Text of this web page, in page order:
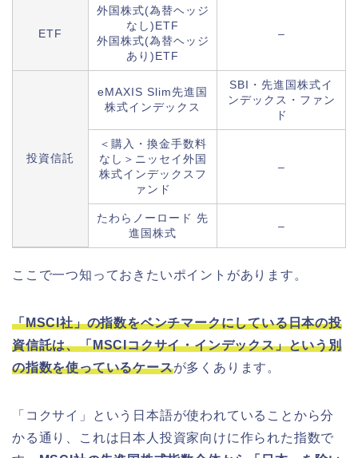
ETF
外国株式(為替ヘッジ
なし)ETF
外国株式(為替ヘッジ
あり)ETF
–
投資信託
eMAXIS Slim先進国
株式インデックス
SBI・先進国株式イ
ンデックス・ファン
ド
＜購入・換金手数料
なし＞ニッセイ外国
株式インデックスフ
ァンド
–
たわらノーロード 先
進国株式
–
ここで一つ知っておきたいポイントがあります。
「MSCI社」の指数をベンチマークにしている日本の投
資信託は、「MSCIコクサイ・インデックス」という別
の指数を使っているケースが多くあります。
「コクサイ」という日本語が使われていることから分
かる通り、これは日本人投資家向けに作られた指数で